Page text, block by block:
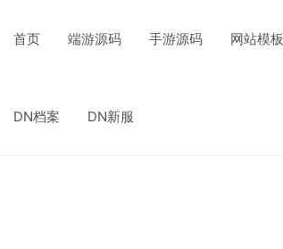
首页 端游源码 手游源码 网站模板
DN档案 DN新服